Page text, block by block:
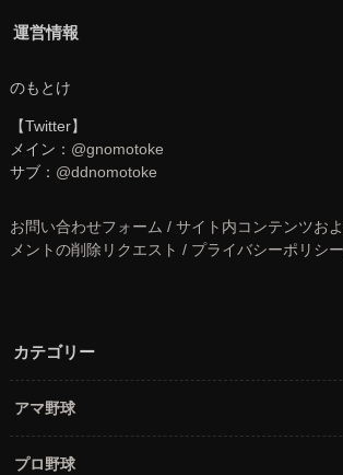
運営情報
のもとけ
【Twitter】
メイン： @gnomotoke
サブ： @ddnomotoke
お問い合わせフォーム / サイト内コンテンツお
メントの削除リクエスト / プライバシーポリシ
カテゴリー
アマ野球
プロ野球